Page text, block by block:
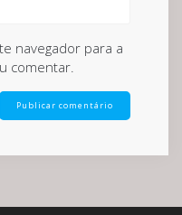
navegador para a
comentar.